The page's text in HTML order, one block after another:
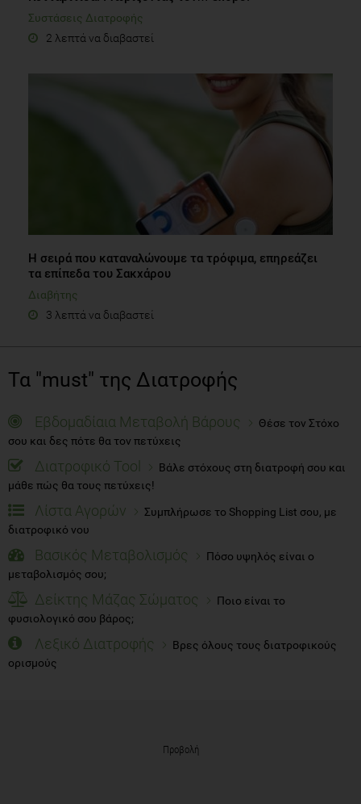
Συστάσεις Διατροφής
2 λεπτά να διαβαστεί
Η σειρά που καταναλώνουμε τα τρόφιμα, επηρεάζει
τα επίπεδα του Σακχάρου
Διαβήτης
3 λεπτά να διαβαστεί
Τα "must" της Διατροφής
Εβδομαδίαια Μεταβολή Βάρους
Θέσε τον Στόχο
σου και δες πότε θα τον πετύχεις
Διατροφικό Tool
Βάλε στόχους στη διατροφή σου και
μάθε πώς θα τους πετύχεις!
Λίστα Αγορών
Συμπλήρωσε το Shopping List σου, με
διατροφικό νου
Βασικός Μεταβολισμός
Πόσο υψηλός είναι ο
μεταβολισμός σου;
Δείκτης Μάζας Σώματος
Ποιο είναι το
φυσιολογικό σου βάρος;
Λεξικό Διατροφής
Βρες όλους τους διατροφικούς
ορισμούς
Προβολή